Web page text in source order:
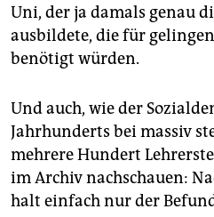
Uni, der ja damals genau
ausbildete, die für
benötigt würden.
Und auch, wie der
Jahrhunderts bei massiv
mehrere Hundert
im Archiv nachschauen:
halt einfach nur der